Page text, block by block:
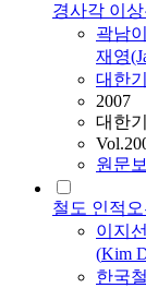
경사각 이
곽남
재영
대한
2007
대한
원문보
철도 인적
이지
(Kim
한국